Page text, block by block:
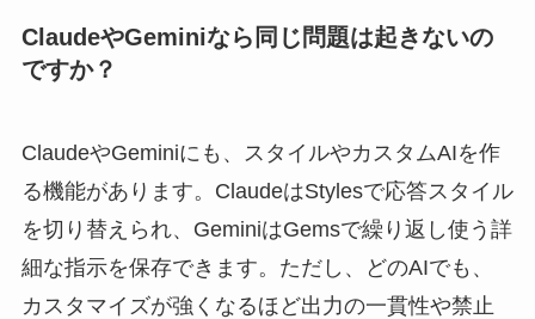
ClaudeやGeminiなら同じ問題は起きないの
ですか？
ClaudeやGeminiにも、スタイルやカスタムAIを作
る機能があります。ClaudeはStylesで応答スタイル
を切り替えられ、GeminiはGemsで繰り返し使う詳
細な指示を保存できます。ただし、どのAIでも、
カスタマイズが強くなるほど出力の一貫性や禁止